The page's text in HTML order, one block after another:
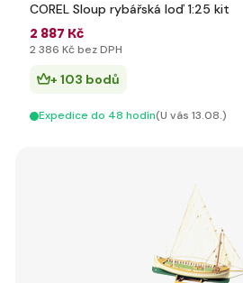
COREL Sloup rybářská loď 1:25 kit
2 887 Kč
2 386 Kč bez DPH
+ 103 bodů
Expedice do 48 hodín(U vás 13.08.)